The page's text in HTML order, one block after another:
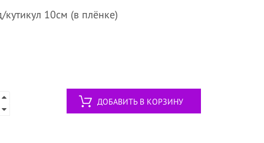
10см (в плёнке)
ДОБАВИТЬ В КОРЗИНУ